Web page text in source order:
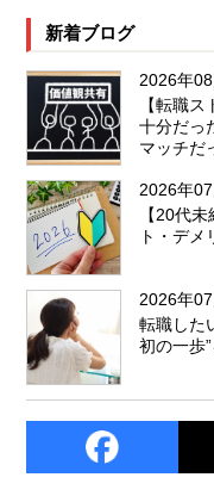
新着ブログ
2026年
【転職
十分だっ
マッチだ
2026年
【20代
ト・デ
2026年
転職した
初の一歩